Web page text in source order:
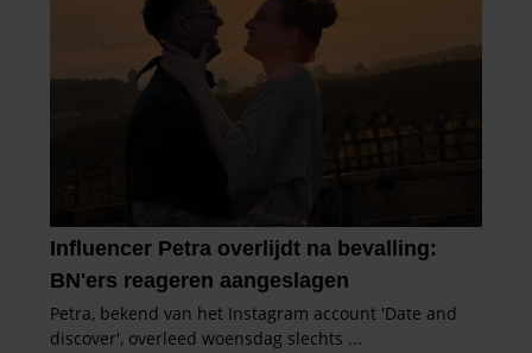
en om ons websiteverkeer te analyseren. Ook delen we
informatie over uw gebruik van onze site met onze
partners voor social media, adverteren en analyse. Deze
partners kunnen deze gegevens combineren met andere
informatie die u aan ze heeft verstrekt of die ze hebben
gaat akkoord met onze cookies als u onze website blijft